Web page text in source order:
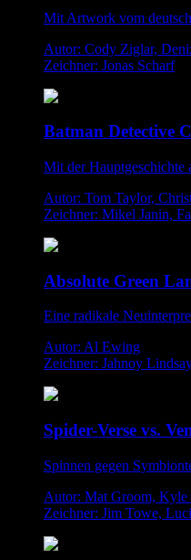
Mit Artwork vom
Autor: Cody Ziglar,
Zeichner: Jonas Scharf
Batman Detective
Mit der Hauptgeschichte
Autor: Tom Taylor,
Zeichner: Mikel Janin,
Absolute Green
Eine radikale
Autor: Al Ewing
Zeichner: Jahnoy
Spider-Verse vs.
Spinnen gegen
Autor: Mat Groom, Kyle
Zeichner: Jim Towe,